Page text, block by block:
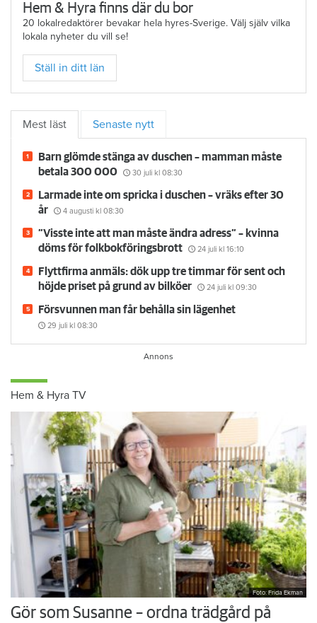
Hem & Hyra finns där du bor
20 lokalredaktörer bevakar hela hyres-Sverige. Välj själv vilka
lokala nyheter du vill se!
Ställ in ditt län
Mest läst Senaste nytt
Barn glömde stänga av duschen – mamman måste
betala 300 000
30 juli kl 08:30
Larmade inte om spricka i duschen – vräks efter 30
år
4 augusti kl 08:30
”Visste inte att man måste ändra adress” – kvinna
döms för folkbokföringsbrott
24 juli kl 16:10
Flyttfirma anmäls: dök upp tre timmar för sent och
höjde priset på grund av bilköer
24 juli kl 09:30
Försvunnen man får behålla sin lägenhet
29 juli kl 08:30
Hem & Hyra TV
Foto: Frida Ekman
Gör som Susanne – ordna trädgård på